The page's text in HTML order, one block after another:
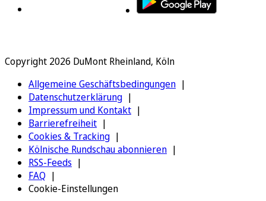
Copyright 2026 DuMont Rheinland, Köln
Allgemeine Geschäftsbedingungen
Datenschutzerklärung
Impressum und Kontakt
Barrierefreiheit
Cookies & Tracking
Kölnische Rundschau abonnieren
RSS-Feeds
FAQ
Cookie-Einstellungen